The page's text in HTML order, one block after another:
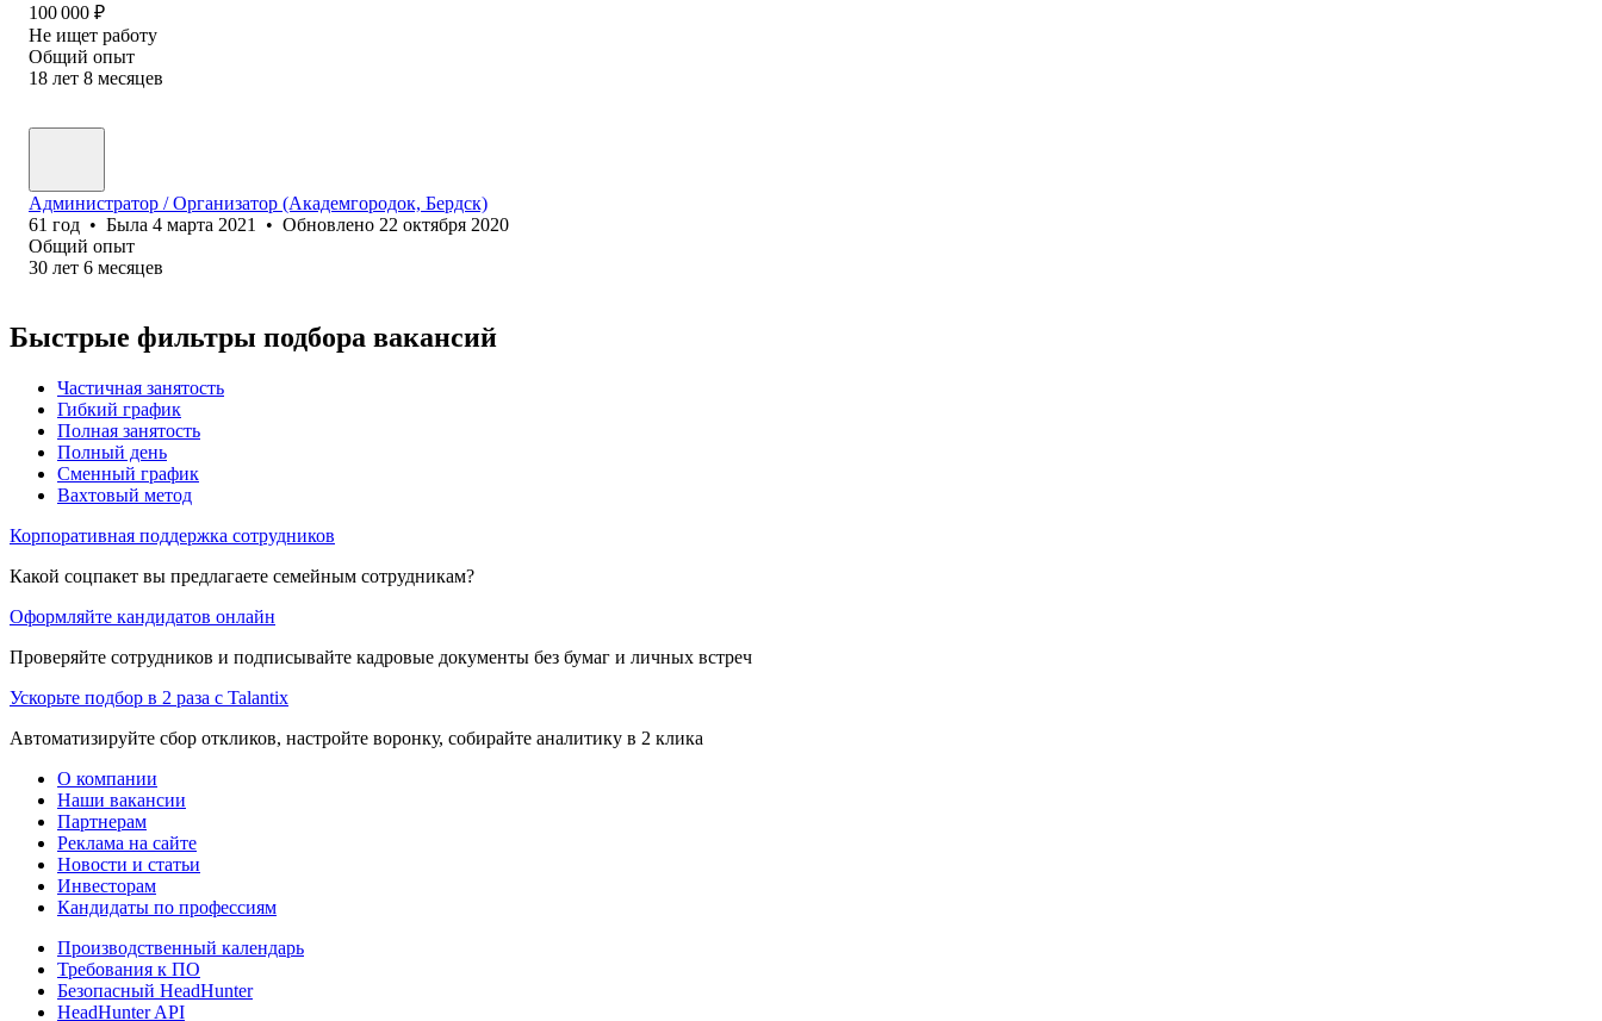
100 000 ₽
Не ищет работу
Общий опыт
18 лет 8 месяцев
Администратор / Организатор (Академгородок, Бердск)
61 год • Была 4 марта 2021 • Обновлено 22 октября 2020
Общий опыт
30 лет 6 месяцев
Быстрые фильтры подбора вакансий
Частичная занятость
Гибкий график
Полная занятость
Полный день
Сменный график
Вахтовый метод
Корпоративная поддержка сотрудников
Какой соцпакет вы предлагаете семейным сотрудникам?
Оформляйте кандидатов онлайн
Проверяйте сотрудников и подписывайте кадровые документы без бумаг и личных встреч
Ускорьте подбор в 2 раза с Talantix
Автоматизируйте сбор откликов, настройте воронку, собирайте аналитику в 2 клика
О компании
Наши вакансии
Партнерам
Реклама на сайте
Новости и статьи
Инвесторам
Кандидаты по профессиям
Производственный календарь
Требования к ПО
Безопасный HeadHunter
HeadHunter API